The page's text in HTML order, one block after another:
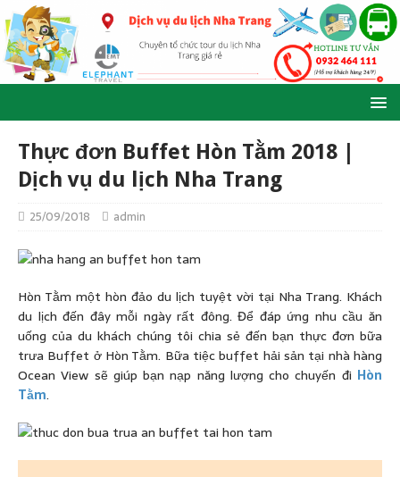
Thực đơn Buffet Hòn Tằm 2018 |
Dịch vụ du lịch Nha Trang
25/09/2018 admin
Hòn Tằm một hòn đảo du lịch tuyệt vời tại Nha Trang. Khách
du lịch đến đây mỗi ngày rất đông. Để đáp ứng nhu cầu ăn
uống của du khách chúng tôi chia sẻ đến bạn thực đơn bữa
trưa Buffet ở Hòn Tằm. Bữa tiệc buffet hải sản tại nhà hàng
Ocean View sẽ giúp bạn nạp năng lượng cho chuyến đi Hòn
Tằm.